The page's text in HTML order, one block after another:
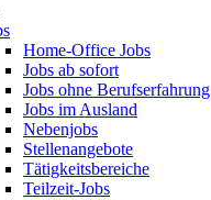
Home-Office Jobs
Jobs ab sofort
Jobs ohne Berufserfahrung
Jobs im Ausland
Nebenjobs
Stellenangebote
Tätigkeitsbereiche
Teilzeit-Jobs